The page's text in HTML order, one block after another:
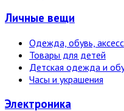
Личные вещи
Одежда, обувь,
Товары для детей
Детская одежда и
Часы и украшения
Электро­ника